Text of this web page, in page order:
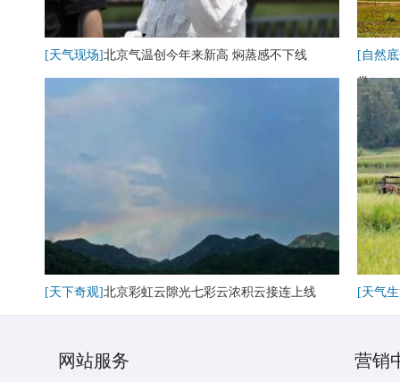
[天气现场]北京气温创今年来新高 焖蒸感不下线
[自然
卷
[天下奇观]北京彩虹云隙光七彩云浓积云接连上线 [天气
网站服务 营销